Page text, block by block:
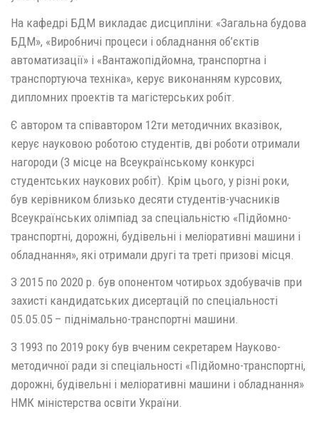
На кафедрі БДМ викладає дисципліни: «Загальна будова
БДМ», «Виробничі процеси і обладнання об’єктів
автоматизації» і «Вантажопідйомна, транспортна і
транспортуюча техніка», керує виконанням курсових,
дипломних проектів та магістерських робіт.
Є автором та співавтором 12ти методичних вказівок,
керує науковою роботою студентів, дві роботи отримали
нагороди (3 місце на Всеукраїнському конкурсі
студентських наукових робіт). Крім цього, у різні роки,
був керівником близько десяти студентів-учасників
Всеукраїнських олімпіад за спеціальністю «Підйомно-
транспортні, дорожні, будівельні і меліоративні машини і
обладнання», які отримали другі та треті призові місця.
З 2015 по 2020 р. був опонентом чотирьох здобувачів при
захисті кандидатських дисертацій по спеціальності
05.05.05 – піднімально-транспортні машини.
З 1993 по 2019 року був вченим секретарем Науково-
методичної ради зі спеціальності «Підйомно-транспортні,
дорожні, будівельні і меліоративні машини і обладнання»
НМК міністерства освіти України.